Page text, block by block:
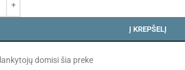
Į KREPŠELĮ
lankytojų domisi šia preke